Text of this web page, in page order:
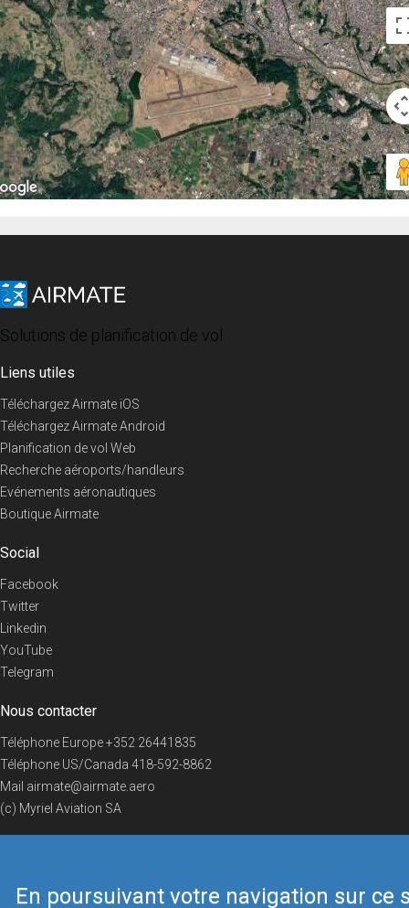
En poursuivant votre navigation sur ce
Solutions de planification de vol
Liens utiles
Téléchargez Airmate iOS
Téléchargez Airmate Android
Planification de vol Web
Recherche aéroports/handleurs
Evénements aéronautiques
Boutique Airmate
Social
Facebook
Twitter
Linkedin
YouTube
Telegram
Nous contacter
Téléphone Europe+352 26441835
Téléphone US/Canada 418-592-8862
Mail airmate@airmate.aero
(c) Myriel Aviation SA
© 2019 Airmate -Conditions d'utilisation-Vie privée Back to top